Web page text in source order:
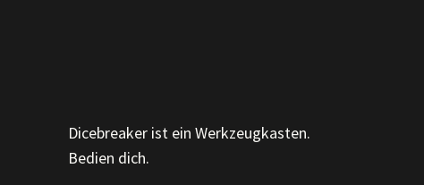
Dicebreaker ist ein Werkzeugkasten.
Bedien dich.